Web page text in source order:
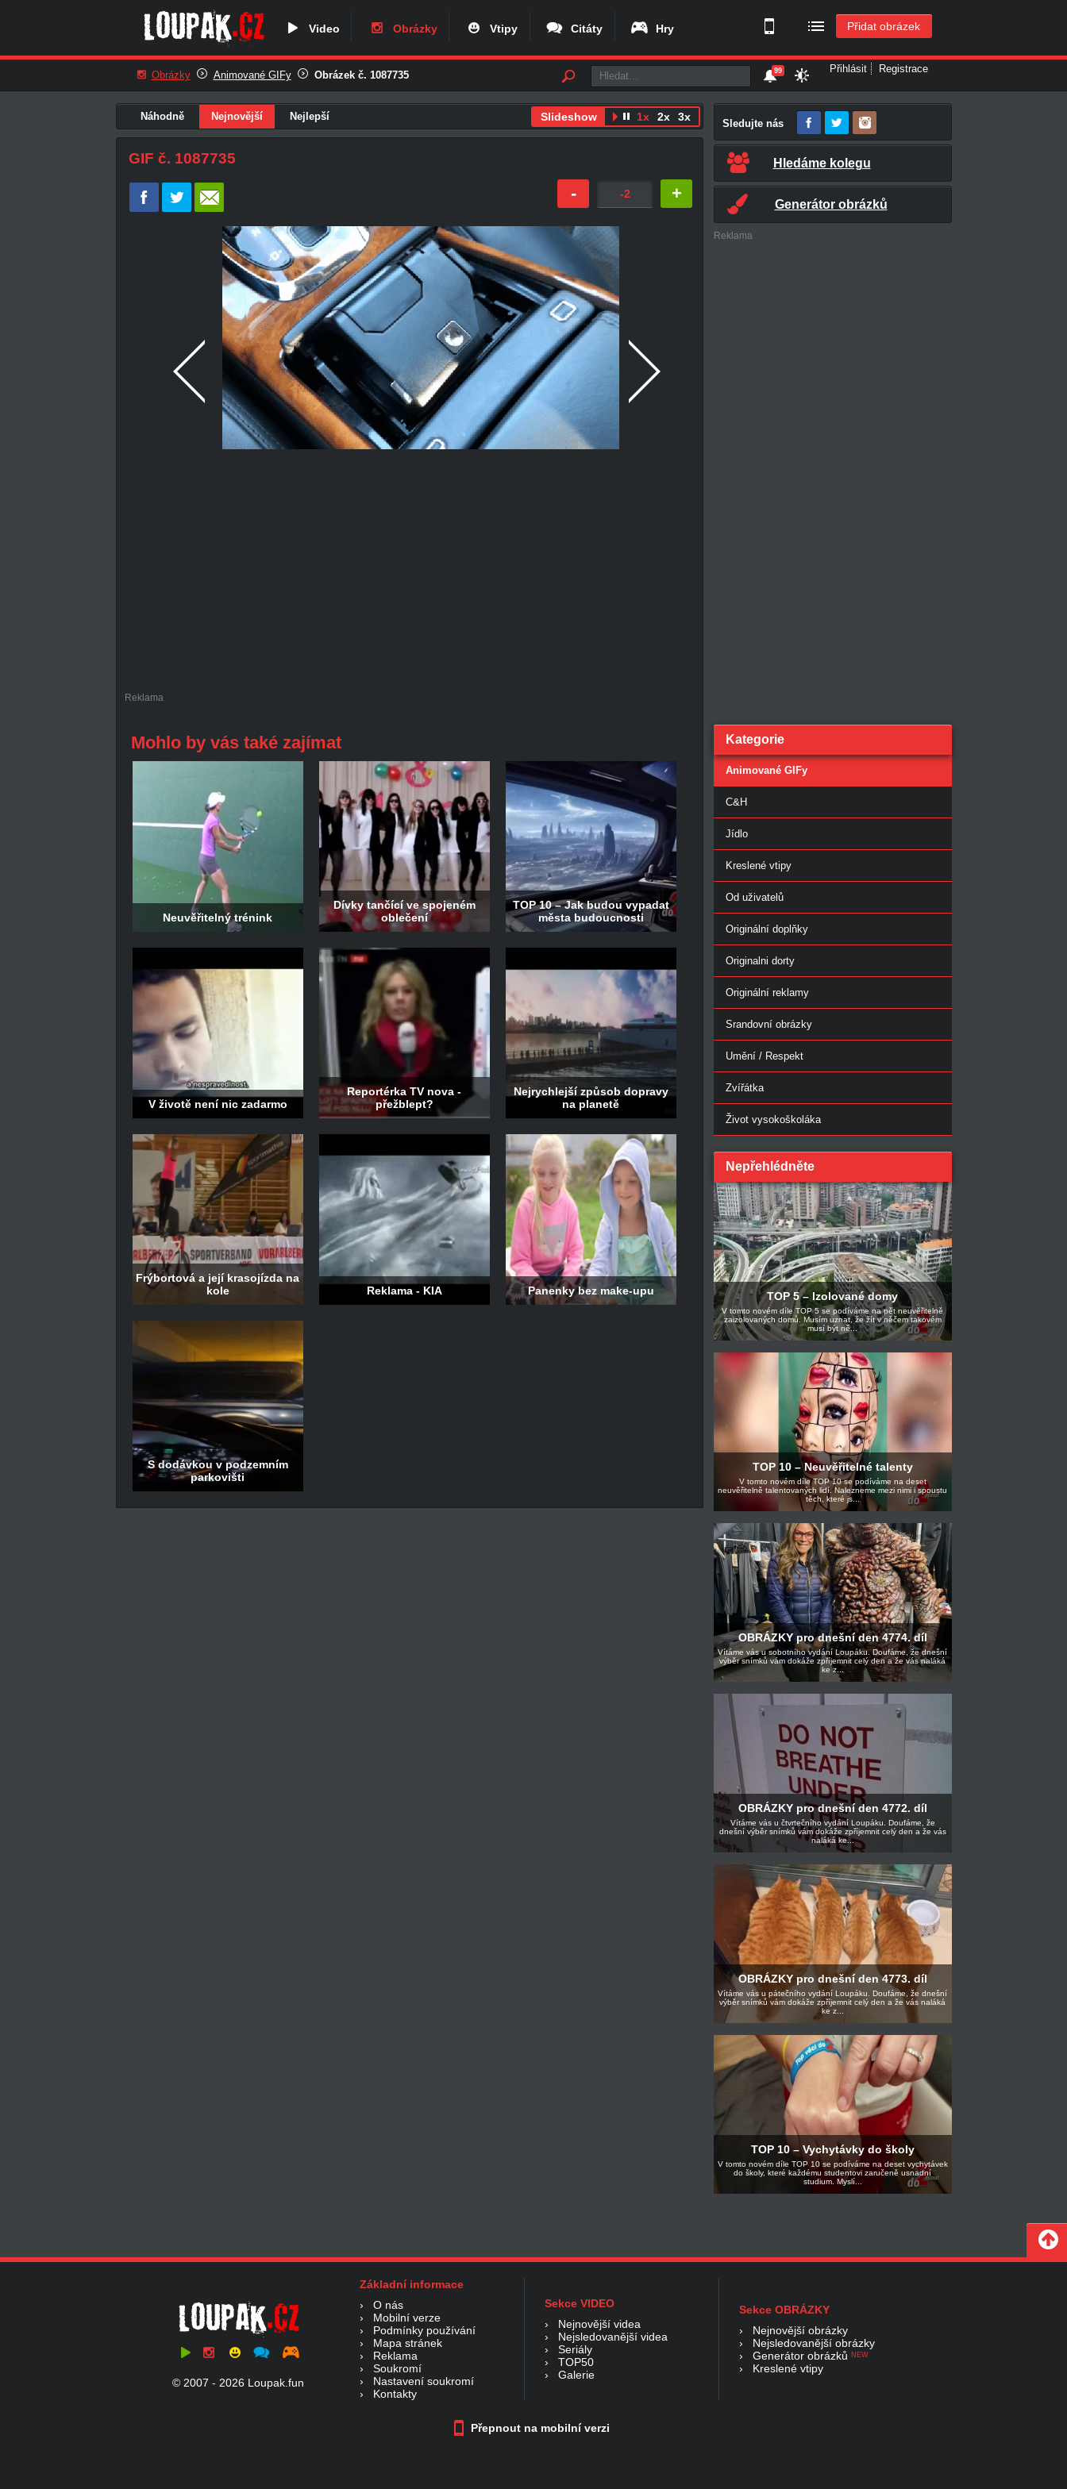
Video Obrázky Vtipy Citáty Hry Přidat obrázek
Obrázky Animované GIFy Obrázek č. 1087735
Přihlásit Registrace
99
Náhodně Nejnovější Nejlepší Slideshow 1x 2x 3x
GIF č. 1087735
- -2 +
Reklama
Mohlo by vás také zajímat
Neuvěřitelný trénink
Dívky tančící ve spojeném
oblečení
TOP 10 – Jak budou vypadat
města budoucnosti
V životě není nic zadarmo
Reportérka TV nova -
přežblept?
Nejrychlejší způsob dopravy
na planetě
Frýbortová a její krasojízda na
kole
Reklama - KIA Panenky bez make-upu
S dodávkou v podzemním
parkovišti
Sledujte nás
Hledáme kolegu
Generátor obrázků
Reklama
Kategorie
Animované GIFy
C&H
Jídlo
Kreslené vtipy
Od uživatelů
Originální doplňky
Originalni dorty
Originální reklamy
Srandovní obrázky
Umění / Respekt
Zvířátka
Život vysokoškoláka
Nepřehlédněte
TOP 5 – Izolované domy
V tomto novém díle TOP 5 se podíváme na pět neuvěřitelně
zaizolovaných domů. Musím uznat, že žít v něčem takovém
musí být ně...
TOP 10 – Neuvěřitelné talenty
V tomto novém díle TOP 10 se podíváme na deset
neuvěřitelně talentovaných lidí. Nalezneme mezi nimi i spoustu
těch, které js...
OBRÁZKY pro dnešní den 4774. díl
Vítáme vás u sobotního vydání Loupáku. Doufáme, že dnešní
výběr snímků vám dokáže zpříjemnit celý den a že vás naláká
ke z...
OBRÁZKY pro dnešní den 4772. díl
Vítáme vás u čtvrtečního vydání Loupáku. Doufáme, že
dnešní výběr snímků vám dokáže zpříjemnit celý den a že vás
naláká ke...
OBRÁZKY pro dnešní den 4773. díl
Vítáme vás u pátečního vydání Loupáku. Doufáme, že dnešní
výběr snímků vám dokáže zpříjemnit celý den a že vás naláká
ke z...
TOP 10 – Vychytávky do školy
V tomto novém díle TOP 10 se podíváme na deset vychytávek
do školy, které každému studentovi zaručeně usnadní
studium. Myslí...
© 2007 - 2026 Loupak.fun
Základní informace
› O nás
› Mobilní verze
› Podmínky používání
› Mapa stránek
› Reklama
› Soukromí
› Nastavení soukromí
› Kontakty
Sekce VIDEO
› Nejnovější videa
› Nejsledovanější videa
› Seriály
› TOP50
› Galerie
Sekce OBRÁZKY
› Nejnovější obrázky
› Nejsledovanější obrázky
› Generátor obrázků NEW
› Kreslené vtipy
Přepnout na mobilní verzi